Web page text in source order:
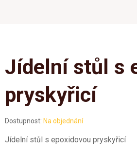
Jídelní stůl s
pryskyřicí
Dostupnost: Na objednání
Jídelní stůl s epoxidovou pryskyřicí